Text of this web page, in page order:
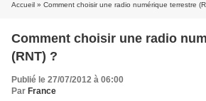
Accueil » Comment choisir une radio numérique terrestre
Comment choisir une radio
(RNT) ?
Publié le 27/07/2012 à 06:00
Par France